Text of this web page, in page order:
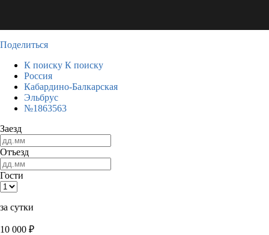
Поделиться
К поиску К поиску
Россия
Кабардино-Балкарская
Эльбрус
№1863563
Заезд
Отъезд
Гости
за сутки
10 000 ₽